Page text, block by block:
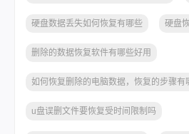
硬盘数据丢失如何恢复有哪些 硬盘
删除的数据恢复软件有哪些好用
如何恢复删除的电脑数据，恢复的步骤有
u盘误删文件要恢复受时间限制吗